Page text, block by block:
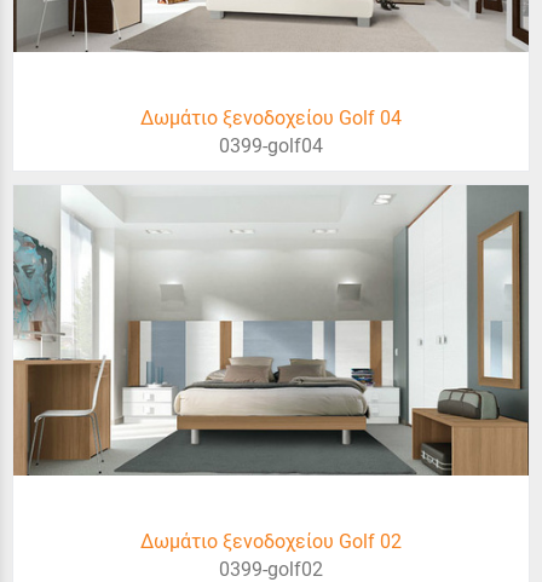
Δωμάτιο ξενοδοχείου Golf 04
0399-golf04
Δωμάτιο ξενοδοχείου Golf 02
0399-golf02